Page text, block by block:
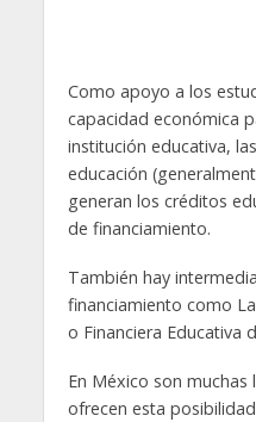
Como apoyo a los
capacidad económica
institución educativa,
educación
generan los créditos
de financiamiento.
También hay
financiamiento como
o Financiera Educativa
En México son muchas
ofrecen esta